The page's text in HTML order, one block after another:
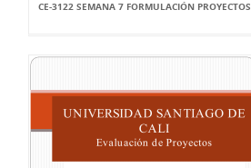
CE-3122 SEMANA 7 FORMULACIÓN PROYECTOS